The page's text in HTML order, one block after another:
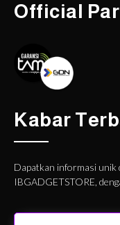
Official
Kabar
Dapatkan informasi unik
IBGADGETSTORE,